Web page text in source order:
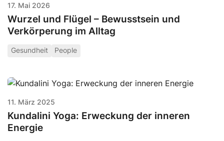
17. Mai 2026
Wurzel und Flügel – Bewusstsein und
Verkörperung im Alltag
Gesundheit People
11. März 2025
Kundalini Yoga: Erweckung der inneren
Energie